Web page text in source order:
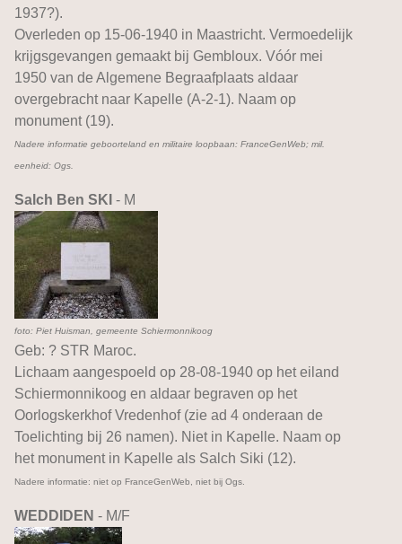
1937?).
Overleden op 15-06-1940 in Maastricht. Vermoedelijk
krijgsgevangen gemaakt bij Gembloux. Vóór mei
1950 van de Algemene Begraafplaats aldaar
overgebracht naar Kapelle (A-2-1). Naam op
monument (19).
Nadere informatie geboorteland en militaire loopbaan: FranceGenWeb; mil.
eenheid: Ogs.
Salch Ben SKI - M
foto: Piet Huisman, gemeente Schiermonnikoog
Geb: ? STR Maroc.
Lichaam aangespoeld op 28-08-1940 op het eiland
Schiermonnikoog en aldaar begraven op het
Oorlogskerkhof Vredenhof (zie ad 4 onderaan de
Toelichting bij 26 namen). Niet in Kapelle. Naam op
het monument in Kapelle als Salch Siki (12).
Nadere informatie: niet op FranceGenWeb, niet bij Ogs.
WEDDIDEN - M/F